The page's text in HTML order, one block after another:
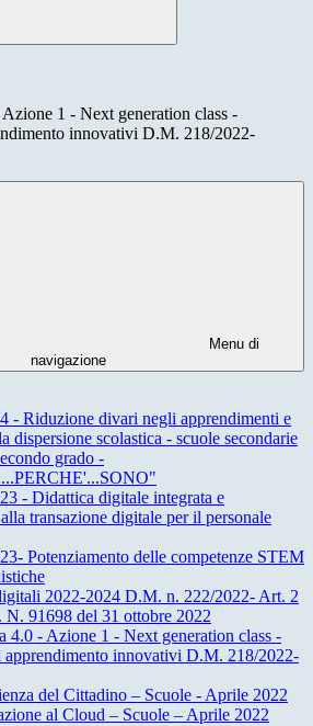
1 - Next generation class -
innovativi D.M. 218/2022-
Menu di
navigazione
- Riduzione divari negli apprendimenti e
dispersione scolastica - scuole secondarie
grado -
- Didattica digitale integrata e
transazione digitale per il personale
Potenziamento delle competenze STEM
2022-2024 D.M. n. 222/2022- Art. 2
N. 91698 del 31 ottobre 2022
4.0 - Azione 1 - Next generation class -
innovativi D.M. 218/2022-
del Cittadino – Scuole - Aprile 2022
al Cloud – Scuole – Aprile 2022